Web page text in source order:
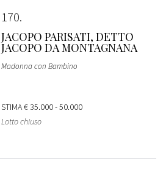
170
JACOPO PARISATI, DETTO
JACOPO DA MONTAGNANA
Madonna con Bambino
STIMA€ 35.000 - 50.000
Lotto chiuso